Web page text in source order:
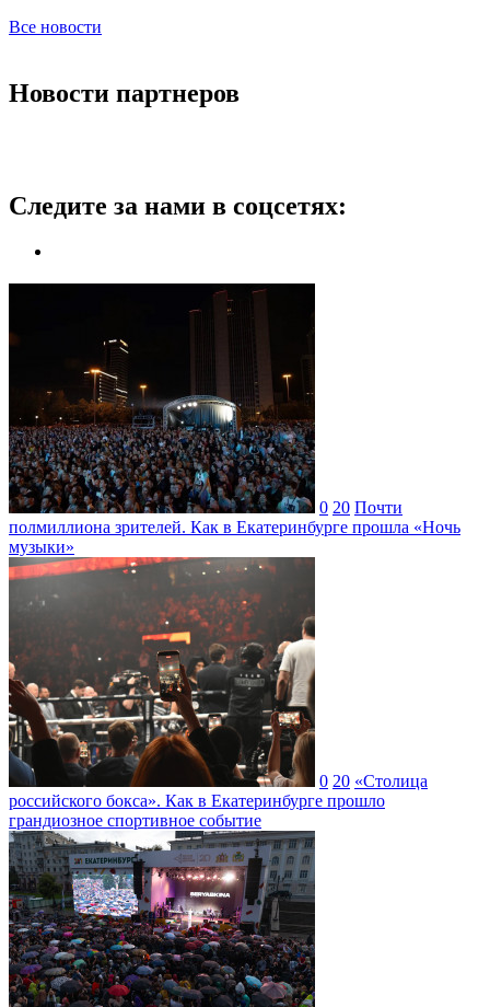
Все новости
Новости партнеров
Следите за нами в соцсетях:
0 20 Почти
полмиллиона зрителей. Как в Екатеринбурге прошла «Ночь
музыки»
0 20 «Столица
российского бокса». Как в Екатеринбурге прошло
грандиозное спортивное событие